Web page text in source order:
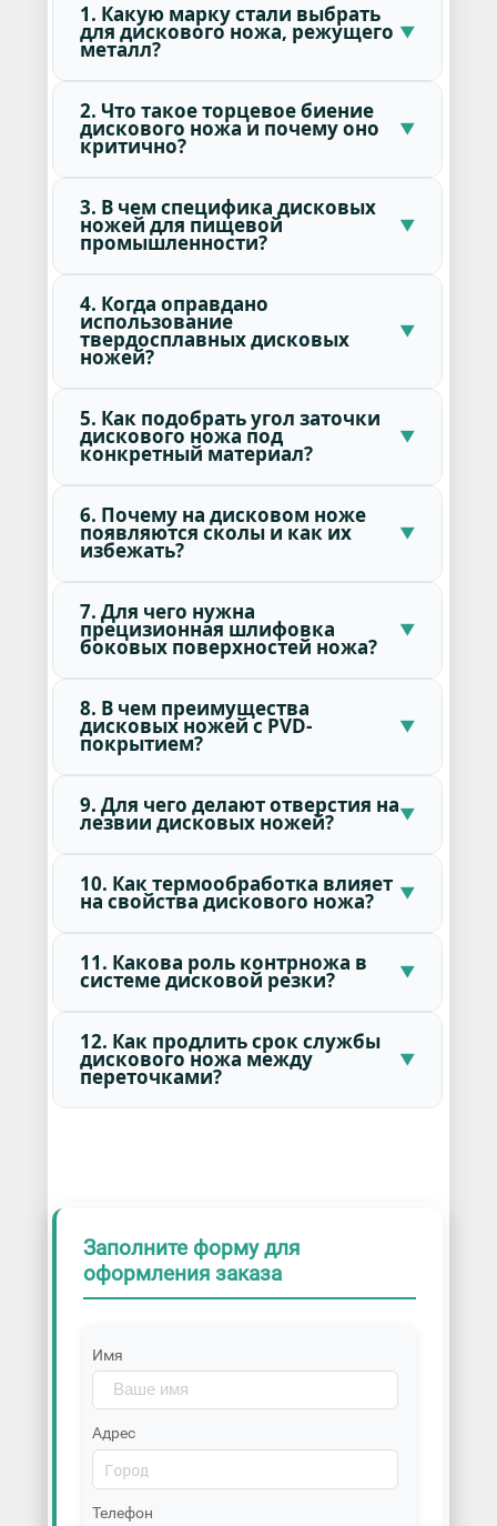
1. Какую марку стали выбрать
для дискового ножа, режущего
металл?
2. Что такое торцевое биение
дискового ножа и почему оно
критично?
3. В чем специфика дисковых
ножей для пищевой
промышленности?
4. Когда оправдано
использование
твердосплавных дисковых
ножей?
5. Как подобрать угол заточки
дискового ножа под
конкретный материал?
6. Почему на дисковом ноже
появляются сколы и как их
избежать?
7. Для чего нужна
прецизионная шлифовка
боковых поверхностей ножа?
8. В чем преимущества
дисковых ножей с PVD-
покрытием?
9. Для чего делают отверстия на
лезвии дисковых ножей?
10. Как термообработка влияет
на свойства дискового ножа?
11. Какова роль контрножа в
системе дисковой резки?
12. Как продлить срок службы
дискового ножа между
переточками?
Заполните форму для
оформления заказа
Имя
Адрес
Телефон